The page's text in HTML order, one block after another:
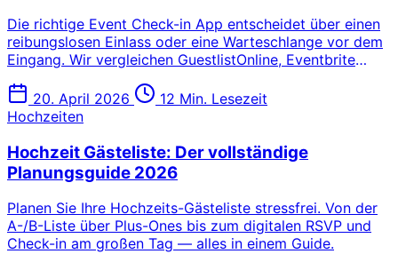
Die richtige Event Check-in App entscheidet über einen
reibungslosen Einlass oder eine Warteschlange vor dem
Eingang. Wir vergleichen GuestlistOnline, Eventbrite
besonderem Augenmerk auf DSGVO-Konformität,
Offline-Modus und transparente Preise.
20. April 2026
12 Min. Lesezeit
Hochzeiten
Hochzeit Gästeliste: Der vollständige
Planungsguide 2026
Planen Sie Ihre Hochzeits-Gästeliste stressfrei. Von der
A-/B-Liste über Plus-Ones bis zum digitalen RSVP und
Check-in am großen Tag — alles in einem Guide.